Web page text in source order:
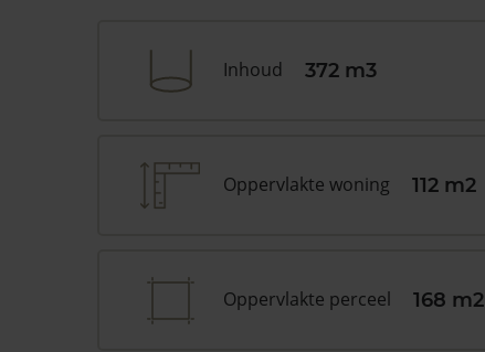
Inhoud 372 m3
Oppervlakte woning 112 m2
Oppervlakte perceel 168 m2